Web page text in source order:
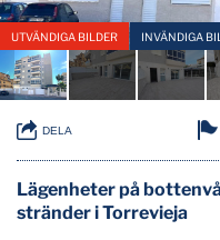
UTVÄNDIGA BILDER INVÄNDIGA
DELA
Lägenheter på
stränder i Torrevieja